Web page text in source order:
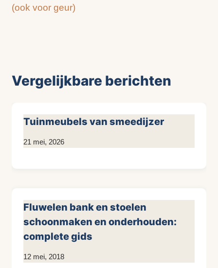
(ook voor geur)
Vergelijkbare berichten
Tuinmeubels van smeedijzer
Door
21 mei, 2026
Fluwelen bank en stoelen
schoonmaken en onderhouden:
complete gids
Door
12 mei, 2018